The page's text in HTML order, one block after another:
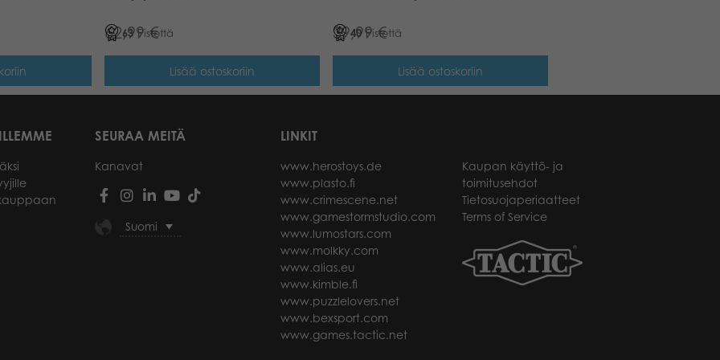
62,99€
63 Pistettä
Lisää ostoskoriin
39,99€
40 Pistettä
Lisää ostoskoriin
SEURAA MEITÄ
Kanavat
Suomi
LINKIT
www.herostoys.de
www.plasto.fi
www.crimescene.net
www.gamestormstudio.com
www.lumostars.com
www.molkky.com
www.alias.eu
www.kimble.fi
www.puzzlelovers.net
www.bexsport.com
www.games.tactic.net
Kaupan käyttö- ja
toimitusehdot
Tietosuojaperiaatteet
Terms of Service